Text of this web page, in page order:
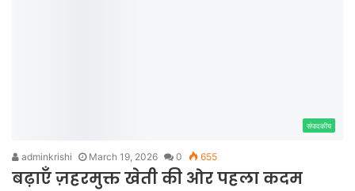
संपादकीय
adminkrishi March 19, 2026 0 655
बढ़ाएँ ज़हरमुक्त खेती की ओर पहला कदम